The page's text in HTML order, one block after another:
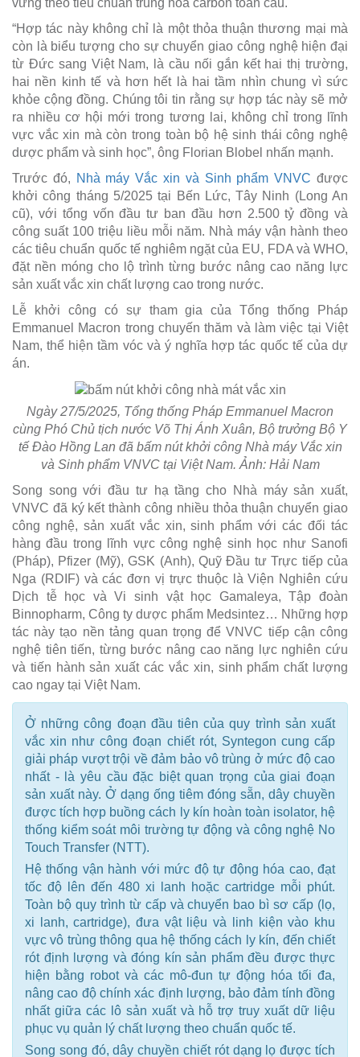
“Hợp tác này không chỉ là một thỏa thuận thương mại mà
còn là biểu tượng cho sự chuyển giao công nghệ hiện đại
từ Đức sang Việt Nam, là cầu nối gắn kết hai thị trường,
hai nền kinh tế và hơn hết là hai tầm nhìn chung vì sức
khỏe cộng đồng. Chúng tôi tin rằng sự hợp tác này sẽ mở
ra nhiều cơ hội mới trong tương lai, không chỉ trong lĩnh
vực vắc xin mà còn trong toàn bộ hệ sinh thái công nghệ
dược phẩm và sinh học”, ông Florian Blobel nhấn mạnh.
Trước đó, Nhà máy Vắc xin và Sinh phẩm VNVC được
khởi công tháng 5/2025 tại Bến Lức, Tây Ninh (Long An
cũ), với tổng vốn đầu tư ban đầu hơn 2.500 tỷ đồng và
công suất 100 triệu liều mỗi năm. Nhà máy vận hành theo
các tiêu chuẩn quốc tế nghiêm ngặt của EU, FDA và WHO,
đặt nền móng cho lộ trình từng bước nâng cao năng lực
sản xuất vắc xin chất lượng cao trong nước.
Lễ khởi công có sự tham gia của Tổng thống Pháp
Emmanuel Macron trong chuyến thăm và làm việc tại Việt
Nam, thể hiện tầm vóc và ý nghĩa hợp tác quốc tế của dự
án.
Ngày 27/5/2025, Tổng thống Pháp Emmanuel Macron
cùng Phó Chủ tịch nước Võ Thị Ánh Xuân, Bộ trưởng Bộ Y
tế Đào Hồng Lan đã bấm nút khởi công Nhà máy Vắc xin
và Sinh phẩm VNVC tại Việt Nam. Ảnh: Hải Nam
Song song với đầu tư hạ tầng cho Nhà máy sản xuất,
VNVC đã ký kết thành công nhiều thỏa thuận chuyển giao
công nghệ, sản xuất vắc xin, sinh phẩm với các đối tác
hàng đầu trong lĩnh vực công nghệ sinh học như Sanofi
(Pháp), Pfizer (Mỹ), GSK (Anh), Quỹ Đầu tư Trực tiếp của
Nga (RDIF) và các đơn vị trực thuộc là Viện Nghiên cứu
Dịch tễ học và Vi sinh vật học Gamaleya, Tập đoàn
Binnopharm, Công ty dược phẩm Medsintez… Những hợp
tác này tạo nền tảng quan trọng để VNVC tiếp cận công
nghệ tiên tiến, từng bước nâng cao năng lực nghiên cứu
và tiến hành sản xuất các vắc xin, sinh phẩm chất lượng
cao ngay tại Việt Nam.
Ở những công đoạn đầu tiên của quy trình sản xuất
vắc xin như công đoạn chiết rót, Syntegon cung cấp
giải pháp vượt trội về đảm bảo vô trùng ở mức độ cao
nhất - là yêu cầu đặc biệt quan trọng của giai đoạn
sản xuất này. Ở dạng ống tiêm đóng sẵn, dây chuyền
được tích hợp buồng cách ly kín hoàn toàn isolator, hệ
thống kiểm soát môi trường tự động và công nghệ No
Touch Transfer (NTT).
Hệ thống vận hành với mức độ tự động hóa cao, đạt
tốc độ lên đến 480 xi lanh hoặc cartridge mỗi phút.
Toàn bộ quy trình từ cấp và chuyển bao bì sơ cấp (lọ,
xi lanh, cartridge), đưa vật liệu và linh kiện vào khu
vực vô trùng thông qua hệ thống cách ly kín, đến chiết
rót định lượng và đóng kín sản phẩm đều được thực
hiện bằng robot và các mô-đun tự động hóa tối đa,
nâng cao độ chính xác định lượng, bảo đảm tính đồng
nhất giữa các lô sản xuất và hỗ trợ truy xuất dữ liệu
phục vụ quản lý chất lượng theo chuẩn quốc tế.
Song song đó, dây chuyền chiết rót dạng lọ được tích